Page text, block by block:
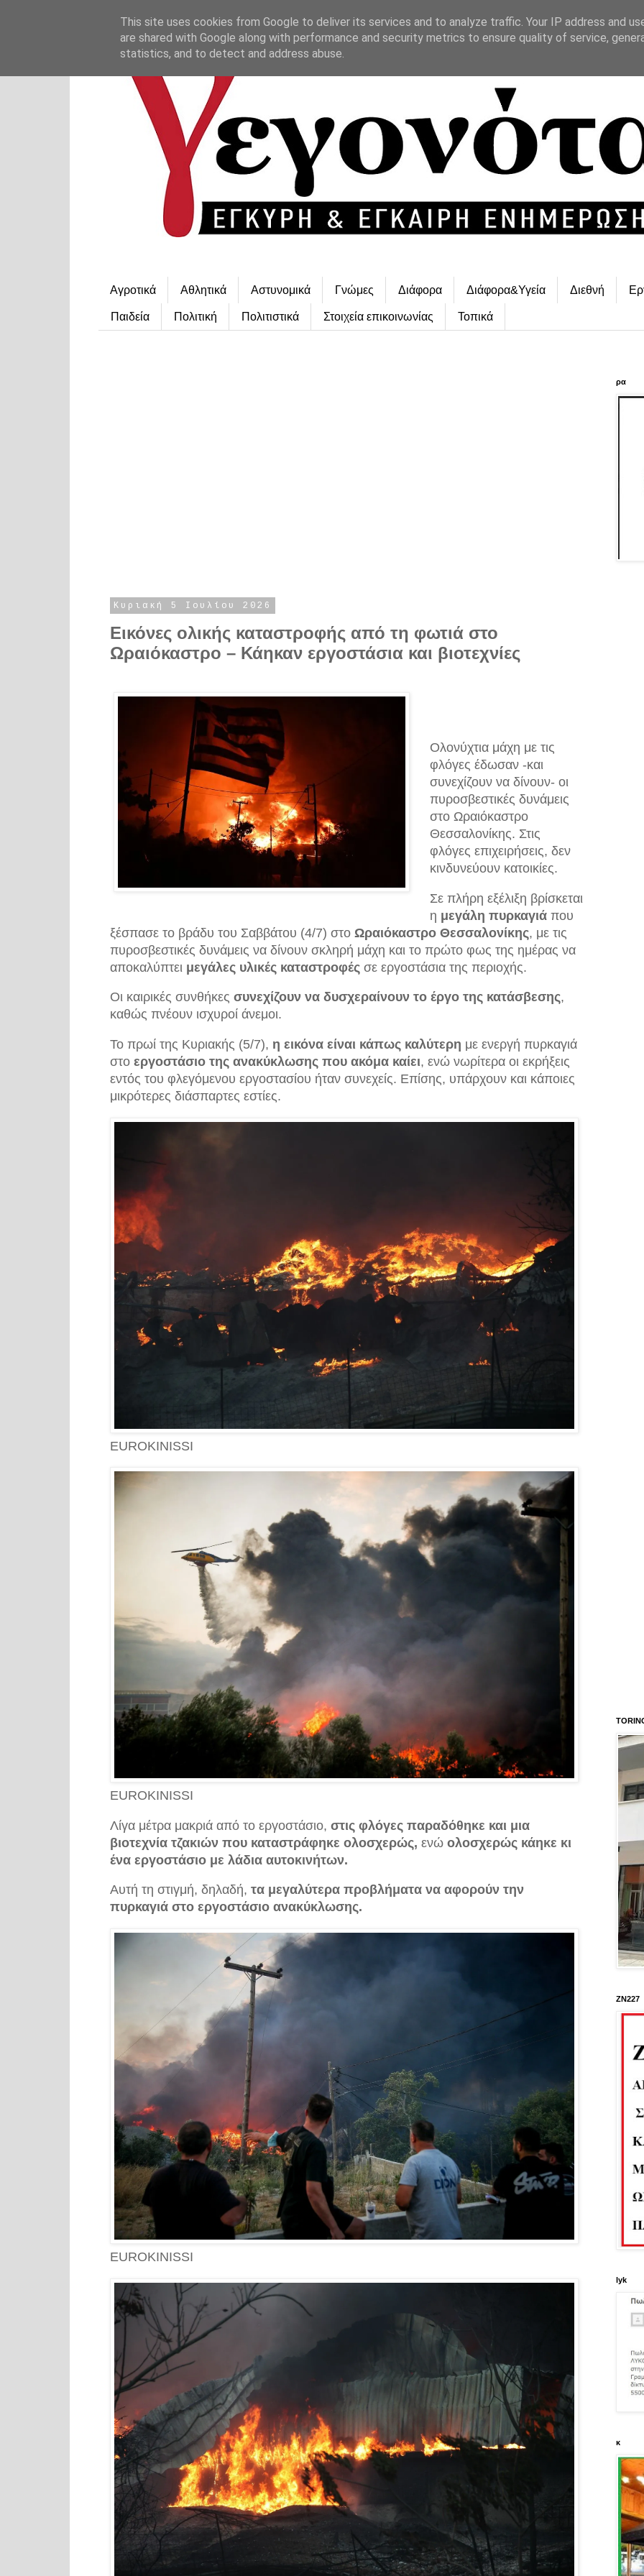
Αγροτικά Αθλητικά Αστυνομικά Γνώμες Διάφορα Διάφορα&Υγεία Διεθνή
Παιδεία Πολιτική Πολιτιστικά Στοιχεία επικοινωνίας Τοπικά
Κυριακή 5 Ιουλίου 2026
Εικόνες ολικής καταστροφής από τη φωτιά στο
Ωραιόκαστρο – Κάηκαν εργοστάσια και βιοτεχνίες
Ολονύχτια μάχη με τις
φλόγες έδωσαν -και
συνεχίζουν να δίνουν- οι
πυροσβεστικές δυνάμεις
στο Ωραιόκαστρο
Θεσσαλονίκης. Στις
φλόγες επιχειρήσεις, δεν
κινδυνεύουν κατοικίες.
Σε πλήρη εξέλιξη βρίσκεται
η μεγάλη πυρκαγιάπου
ξέσπασε το βράδυ του Σαββάτου (4/7) στο Ωραιόκαστρο Θεσσαλονίκης, με τις
πυροσβεστικές δυνάμεις να δίνουν σκληρή μάχη και το πρώτο φως της ημέρας να
αποκαλύπτει μεγάλες υλικές καταστροφές σε εργοστάσια της περιοχής.
Οι καιρικές συνθήκες συνεχίζουν να δυσχεραίνουν το έργο της κατάσβεσης,
καθώς πνέουν ισχυροί άνεμοι.
Το πρωί της Κυριακής (5/7), η εικόνα είναι κάπως καλύτερη με ενεργή πυρκαγιά
στο εργοστάσιο της ανακύκλωσης που ακόμα καίει, ενώ νωρίτερα οι εκρήξεις
εντός του φλεγόμενου εργοστασίου ήταν συνεχείς. Επίσης, υπάρχουν και κάποιες
μικρότερες διάσπαρτες εστίες.
EUROKINISSI
EUROKINISSI
Λίγα μέτρα μακριά από το εργοστάσιο, στις φλόγες παραδόθηκε και μια
βιοτεχνία τζακιών που καταστράφηκε ολοσχερώς, ενώ ολοσχερώς κάηκε κι
ένα εργοστάσιο με λάδια αυτοκινήτων.
Αυτή τη στιγμή, δηλαδή, τα μεγαλύτερα προβλήματα να αφορούν την
πυρκαγιά στο εργοστάσιο ανακύκλωσης.
EUROKINISSI
ρα
ΖΝ227
lyk
κ
This site uses cookies from Google to deliver its services and to analyze traffic. Your IP address and
are shared with Google along with performance and security metrics to ensure quality of service,
statistics, and to detect and address abuse.